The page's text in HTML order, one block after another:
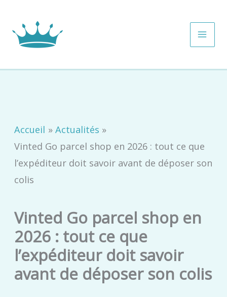
contenu
Accueil
Actualités
Vinted Go parcel shop en 2026 : tout ce que
l’expéditeur doit savoir avant de déposer son
colis
Vinted Go parcel shop en
2026 : tout ce que
l’expéditeur doit savoir
avant de déposer son colis